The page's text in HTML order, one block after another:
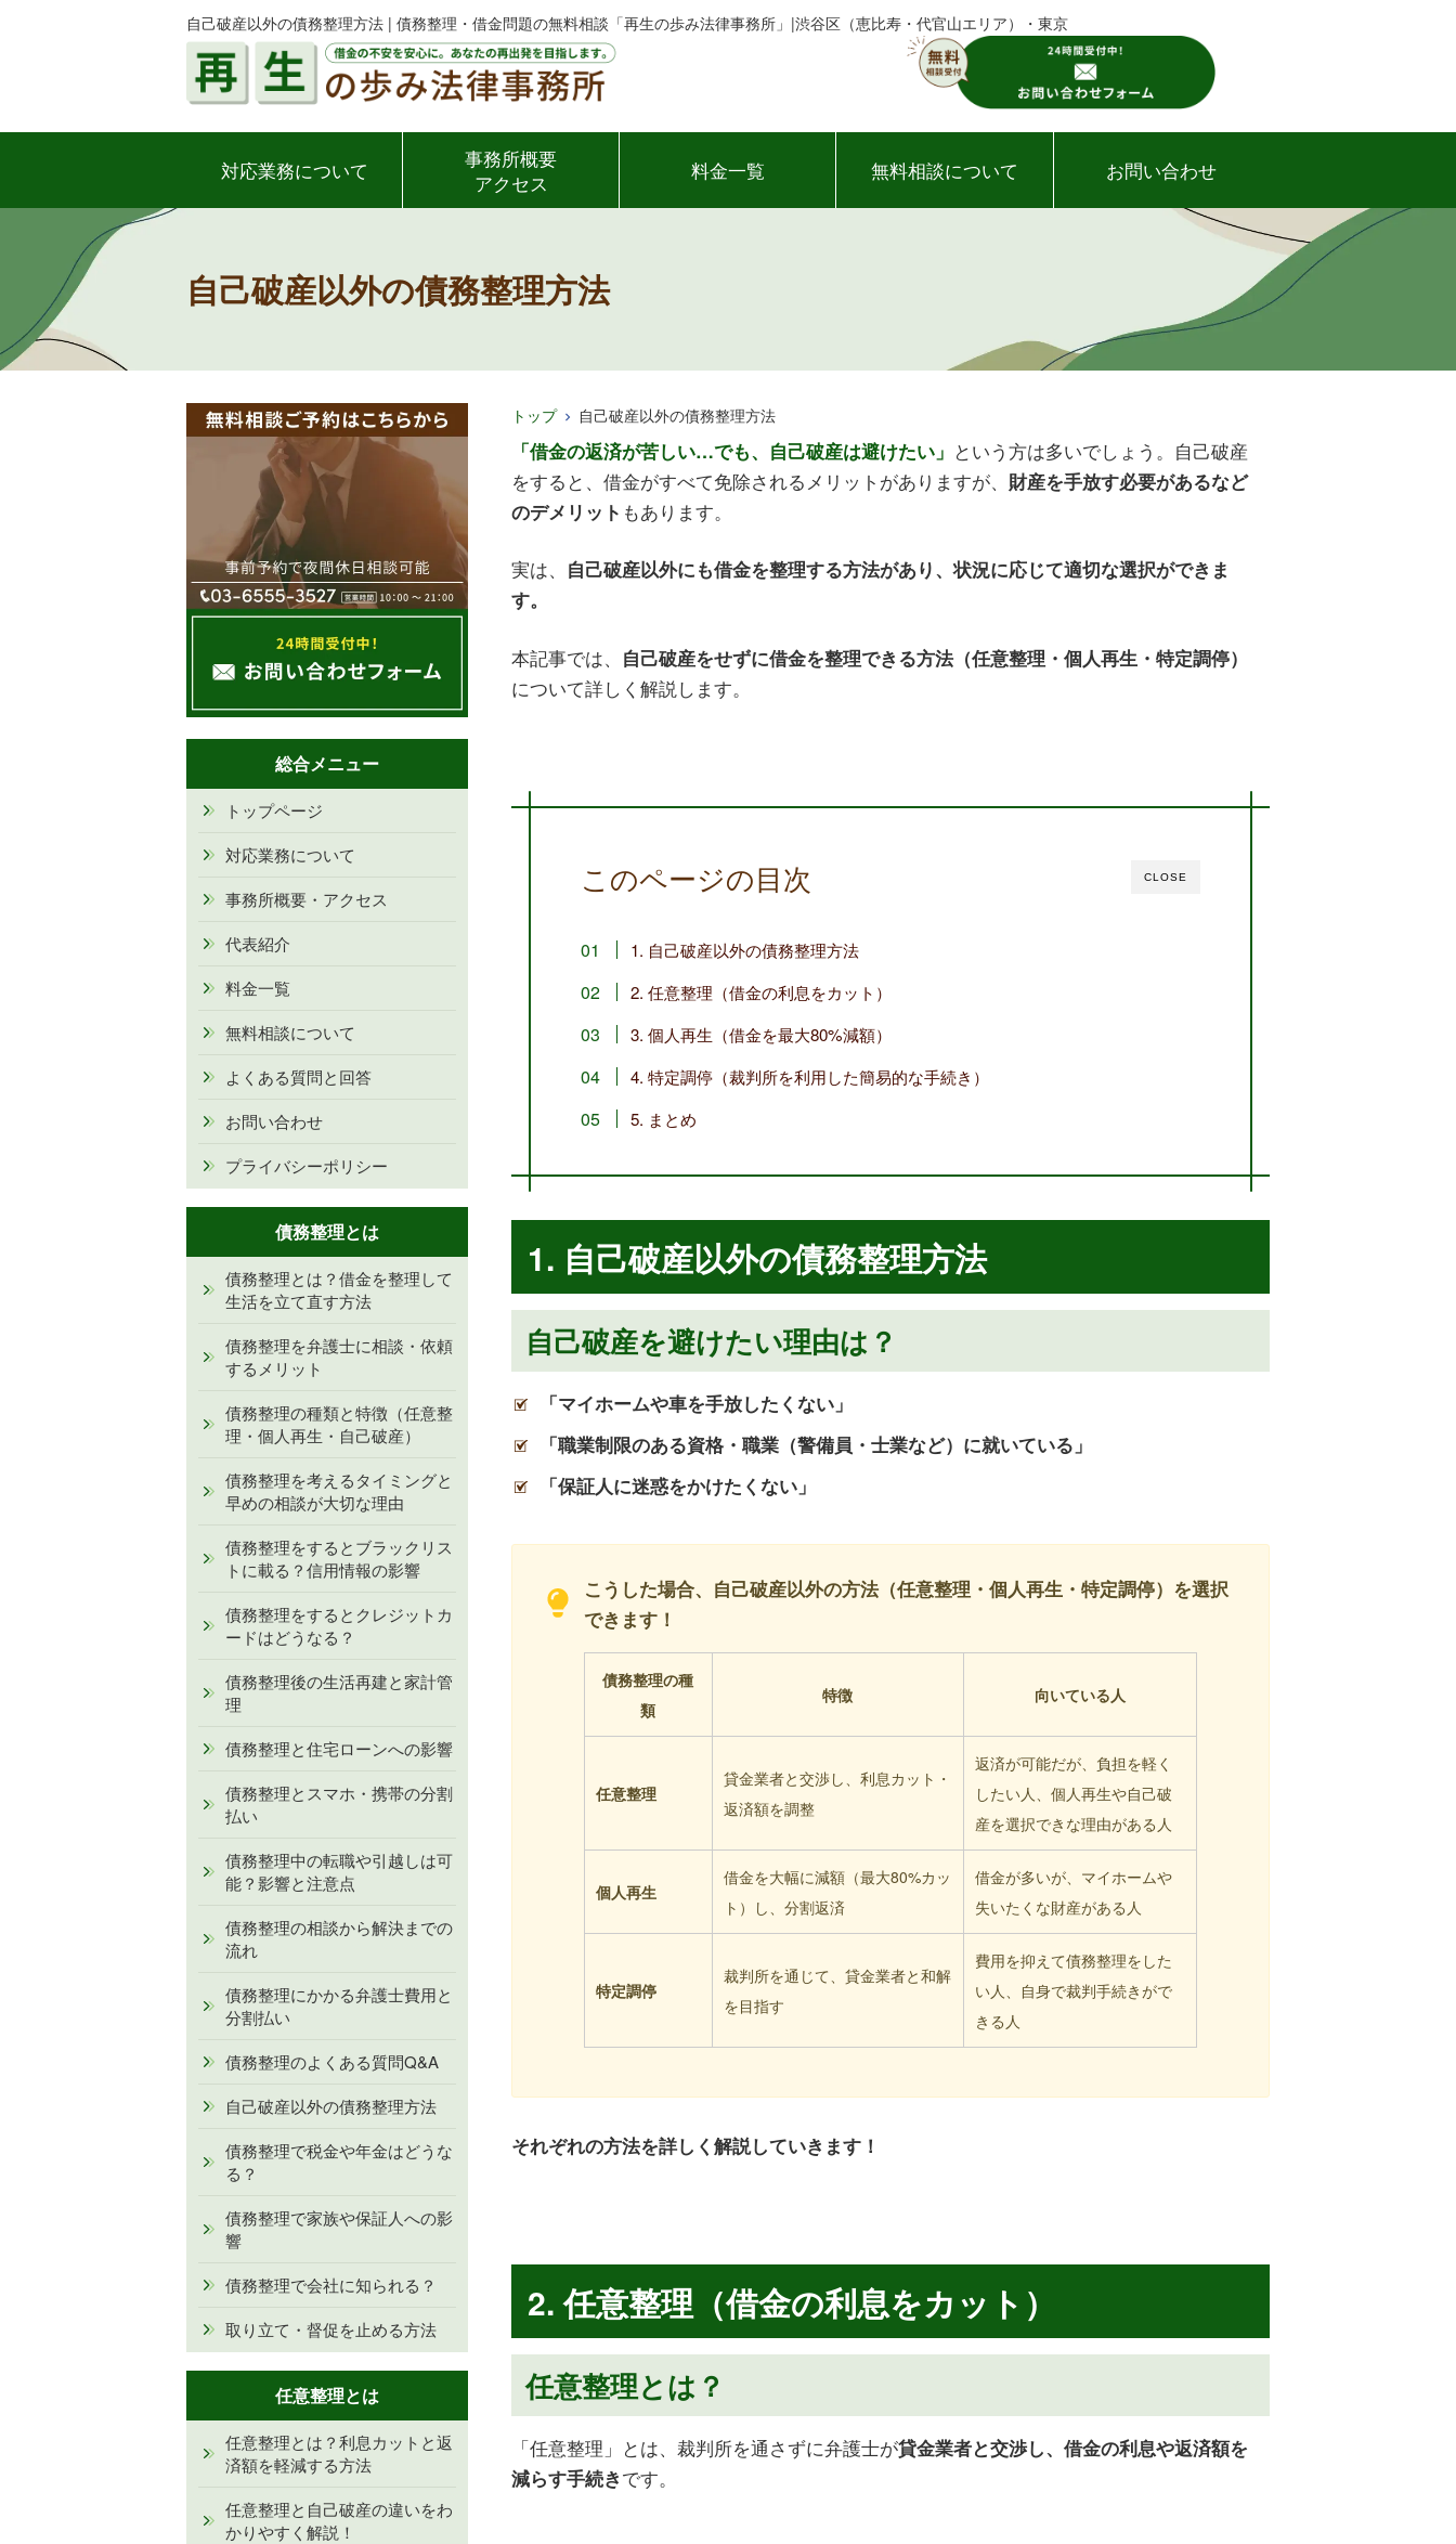
自己破産以外の債務整理方法 | 債務整理・借金問題の無料相談「再生の歩み法律事務所」|渋谷区（恵比寿・代官山エリア）・東京
対応業務について
事務所概要
アクセス
料金一覧 無料相談について お問い合わせ
自己破産以外の債務整理方法
トップ 自己破産以外の債務整理方法
「借金の返済が苦しい…でも、自己破産は避けたい」 という方は多いでしょう。自己破産
をすると、借金がすべて免除されるメリットがありますが、 財産を手放す必要があるなど
のデメリット もあります。
実は、
自己破産以外にも借金を整理する方法があり、状況に応じて適切な選択ができま
す。
本記事では、 自己破産をせずに借金を整理できる方法（任意整理・個人再生・特定調停）
について詳しく解説します。
CLOSE
このページの目次
1. 自己破産以外の債務整理方法
2. 任意整理（借金の利息をカット）
3. 個人再生（借金を最大80%減額）
4. 特定調停（裁判所を利用した簡易的な手続き）
5. まとめ
1. 自己破産以外の債務整理方法
自己破産を避けたい理由は？
「マイホームや車を手放したくない」
「職業制限のある資格・職業（警備員・士業など）に就いている」
「保証人に迷惑をかけたくない」
こうした場合、自己破産以外の方法（任意整理・個人再生・特定調停）を選択
できます！
債務整理の種
類
特徴 向いている人
任意整理
貸金業者と交渉し、利息カット・
返済額を調整
返済が可能だが、負担を軽く
したい人、個人再生や自己破
産を選択できな理由がある人
個人再生
借金を大幅に減額（最大80%カッ
ト）し、分割返済
借金が多いが、マイホームや
失いたくな財産がある人
特定調停
裁判所を通じて、貸金業者と和解
を目指す
費用を抑えて債務整理をした
い人、自身で裁判手続きがで
きる人
それぞれの方法を詳しく解説していきます！
2. 任意整理（借金の利息をカット）
任意整理とは？
「任意整理」とは、裁判所を通さずに弁護士が貸金業者と交渉し、借金の利息や返済額を
減らす手続きです。
総合メニュー
トップページ
対応業務について
事務所概要・アクセス
代表紹介
料金一覧
無料相談について
よくある質問と回答
お問い合わせ
プライバシーポリシー
債務整理とは
債務整理とは？借金を整理して
生活を立て直す方法
債務整理を弁護士に相談・依頼
するメリット
債務整理の種類と特徴（任意整
理・個人再生・自己破産）
債務整理を考えるタイミングと
早めの相談が大切な理由
債務整理をするとブラックリス
トに載る？信用情報の影響
債務整理をするとクレジットカ
ードはどうなる？
債務整理後の生活再建と家計管
理
債務整理と住宅ローンへの影響
債務整理とスマホ・携帯の分割
払い
債務整理中の転職や引越しは可
能？影響と注意点
債務整理の相談から解決までの
流れ
債務整理にかかる弁護士費用と
分割払い
債務整理のよくある質問Q&A
自己破産以外の債務整理方法
債務整理で税金や年金はどうな
る？
債務整理で家族や保証人への影
響
債務整理で会社に知られる？
取り立て・督促を止める方法
任意整理とは
任意整理とは？利息カットと返
済額を軽減する方法
任意整理と自己破産の違いをわ
かりやすく解説！